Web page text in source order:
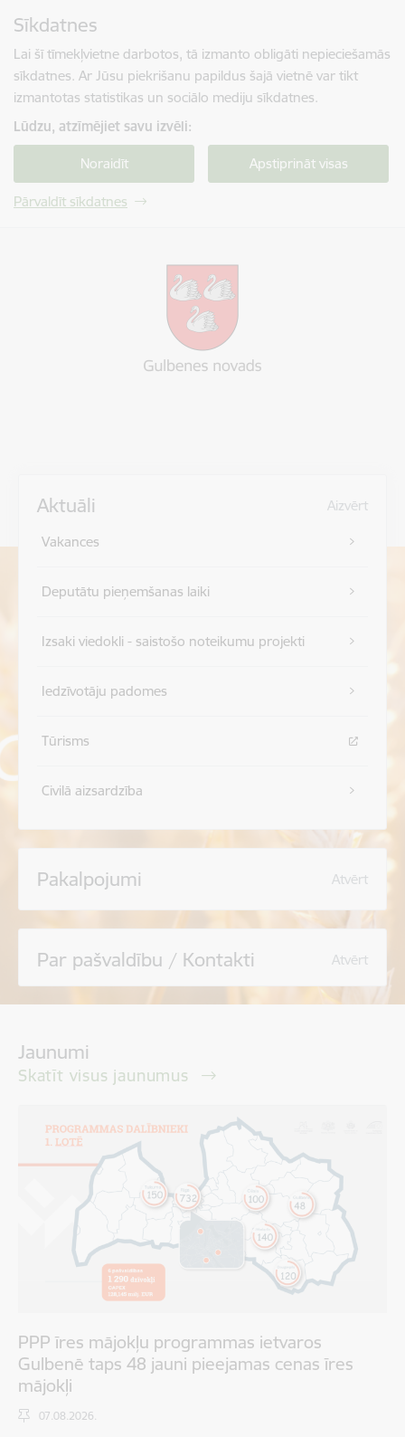
Sīkdatnes
Lai šī tīmekļvietne darbotos, tā izmanto obligāti nepieciešamās
sīkdatnes. Ar Jūsu piekrišanu papildus šajā vietnē var tikt
izmantotas statistikas un sociālo mediju sīkdatnes.
Lūdzu, atzīmējiet savu izvēli:
Noraidīt Apstiprināt visas
Pārvaldīt sīkdatnes
Aktuāli Aizvērt
Vakances
Deputātu pieņemšanas laiki
Izsaki viedokli - saistošo noteikumu projekti
Iedzīvotāju padomes
Tūrisms
Civilā aizsardzība
Pakalpojumi Atvērt
Par pašvaldību / Kontakti Atvērt
Jaunumi
Skatīt visus jaunumus
PPP īres mājokļu programmas ietvaros
Gulbenē taps 48 jauni pieejamas cenas īres
mājokļi
07.08.2026.